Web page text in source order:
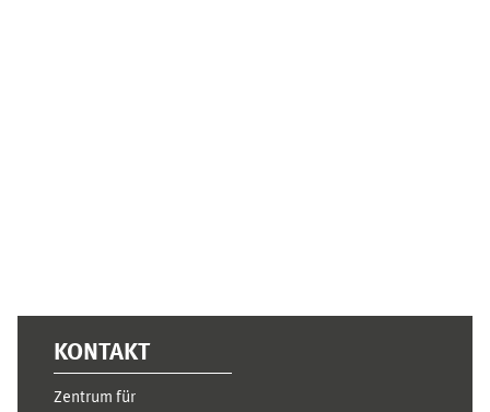
KONTAKT
Zentrum für